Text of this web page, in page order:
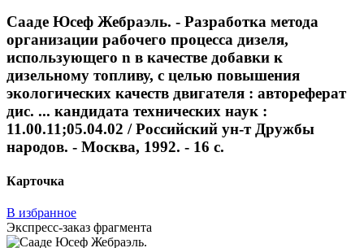
Сааде Юсеф Жебраэль. - Разработка метода
организации рабочего процесса дизеля,
использующего n в качестве добавки к
дизельному топливу, с целью повышения
экологических качеств двигателя : автореферат
дис. ... кандидата технических наук :
11.00.11;05.04.02 / Российский ун-т Дружбы
народов. - Москва, 1992. - 16 с.
Карточка
В избранное
Экспресс-заказ фрагмента